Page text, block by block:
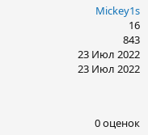
Mickey1s
16
843
23 Июл 2022
23 Июл 2022
0 оценок